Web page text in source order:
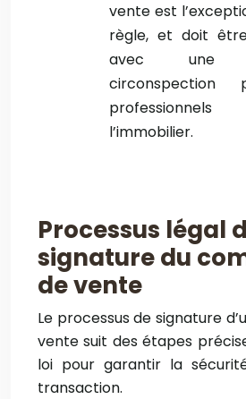
vente est
règle, et doit
avec une
l’immobilier.
Processus légal
signature du
de vente
Le processus de signature
vente suit des étapes
loi pour garantir la
transaction.